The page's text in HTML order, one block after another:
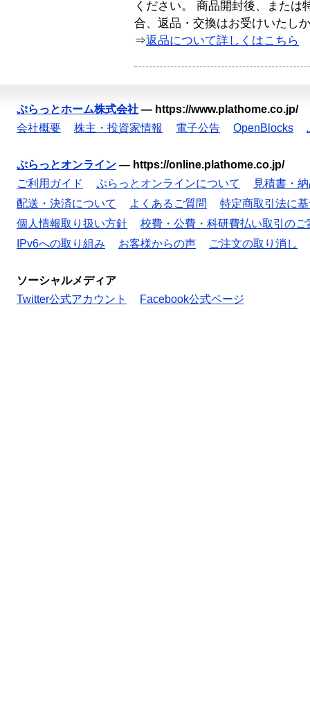
ください。 商品開封後、または
合、返品・交換はお受けいたし
⇒返品について詳しくはこちら
ぷらっとホーム株式会社 — https://www.plathome.co.jp/
会社概要
株主・投資家情報 電子公告 OpenBlocks
ぷらっとオンライン — https://online.plathome.co.jp/
ご利用ガイド
ぷらっとオンラインについて
見積書・
配送・決済について
よくあるご質問
特定商取引法に
個人情報取り扱い方針
校費・公費・科研費払い取引のご
IPv6への取り組み
お客様からの声 ご注文の取り消し
ソーシャルメディア
Twitter公式アカウント
Facebook公式ページ